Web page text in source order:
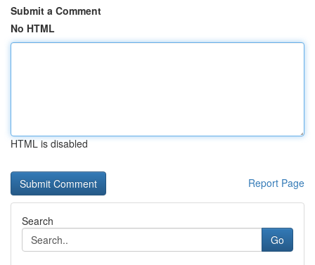
Submit a Comment
No HTML
HTML is disabled
Report Page
Search
Go